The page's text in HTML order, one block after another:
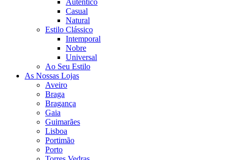
Autêntico
Casual
Natural
Estilo Clássico
Intemporal
Nobre
Universal
Ao Seu Estilo
As Nossas Lojas
Aveiro
Braga
Bragança
Gaia
Guimarães
Lisboa
Portimão
Porto